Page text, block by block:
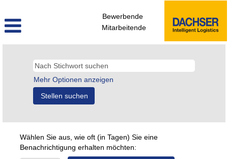
Bewerbende
Mitarbeitende
Mehr Optionen anzeigen
Wählen Sie aus, wie oft (in Tagen) Sie eine
Benachrichtigung erhalten möchten: